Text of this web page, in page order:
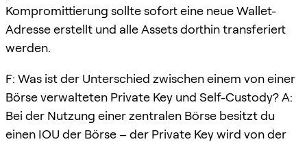
Kompromittierung sollte sofort eine neue Wallet-
Adresse erstellt und alle Assets dorthin transferiert
werden.
F: Was ist der Unterschied zwischen einem von einer
Börse verwalteten Private Key und Self-Custody? A:
Bei der Nutzung einer zentralen Börse besitzt du
einen IOU der Börse – der Private Key wird von der